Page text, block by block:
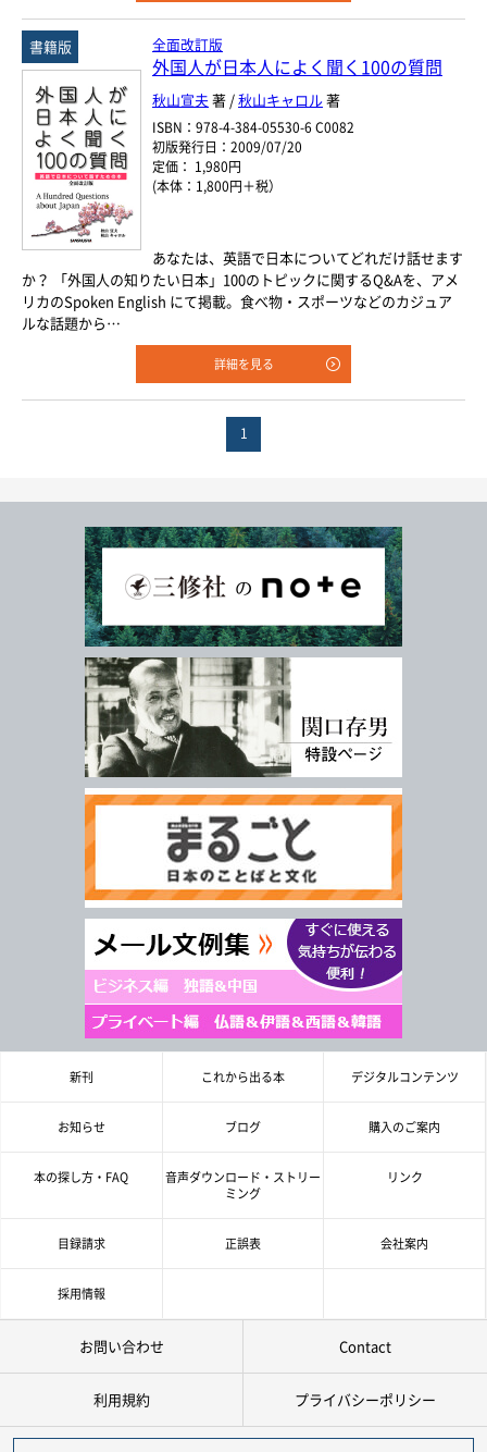
全面改訂版
外国人が日本人によく聞く100の質問
秋山宣夫 著 /秋山キャロル著
ISBN：978-4-384-05530-6 C0082
初版発行日：2009/07/20
定価： 1,980円
(本体：1,800円＋税）
あなたは、英語で日本についてどれだけ話せます
か？ 「外国人の知りたい日本」100のトピックに関するQ&Aを、アメ
リカのSpoken English にて掲載。食べ物・スポーツなどのカジュア
ルな話題から…
書籍版
詳細を見る
1
新刊 これから出る本 デジタルコンテンツ
お知らせ ブログ 購入のご案内
本の探し方・FAQ
音声ダウンロード・ストリー
ミング
リンク
目録請求 正誤表 会社案内
採用情報
お問い合わせ Contact
利用規約 プライバシーポリシー